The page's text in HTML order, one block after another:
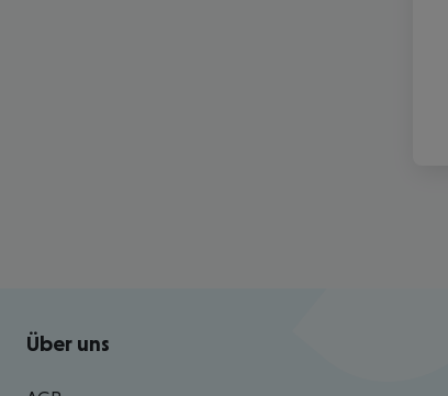
Footer navigation
Über uns